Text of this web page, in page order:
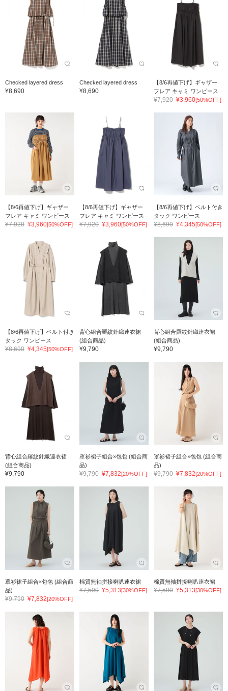
Checked layered dress
¥8,690
Checked layered dress
¥8,690
【8/6再値下げ】ギャザー
フレア キャミ ワンピース
¥7,920 ¥3,960[50%OFF]
【8/6再値下げ】ギャザー
フレア キャミ ワンピース
¥7,920 ¥3,960[50%OFF]
【8/6再値下げ】ギャザー
フレア キャミ ワンピース
¥7,920 ¥3,960[50%OFF]
【8/6再値下げ】ベルト付き
タック ワンピース
¥8,690 ¥4,345[50%OFF]
【8/6再値下げ】ベルト付き
タック ワンピース
¥8,690 ¥4,345[50%OFF]
背心組合羅紋針織連衣裙
(組合商品)
¥9,790
背心組合羅紋針織連衣裙
(組合商品)
¥9,790
背心組合羅紋針織連衣裙
(組合商品)
¥9,790
罩衫裙子組合×包包 (組合商
品)
¥9,790 ¥7,832[20%OFF]
罩衫裙子組合×包包 (組合商
品)
¥9,790 ¥7,832[20%OFF]
罩衫裙子組合×包包 (組合商
品)
¥9,790 ¥7,832[20%OFF]
棉質無袖拼接喇叭連衣裙
¥7,590 ¥5,313[30%OFF]
棉質無袖拼接喇叭連衣裙
¥7,590 ¥5,313[30%OFF]